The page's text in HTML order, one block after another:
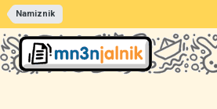
Namiznik